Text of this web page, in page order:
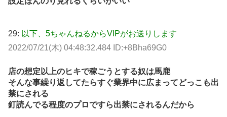
29: 以下、5ちゃんねるからVIPがお送りします
2022/07/21(木) 04:48:32.484 ID:+8Bha69G0
店の想定以上のヒキで稼ごうとする奴は馬鹿
そんな事繰り返してたらすぐ業界中に広まってどっこも出
禁にされる
釘読んでる程度のプロですら出禁にされるんだから